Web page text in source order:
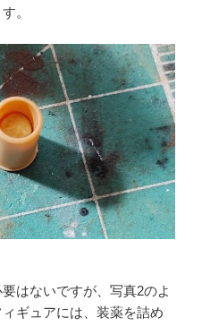
。
はないですが、写真2のよ
ギュアには、装薬を詰め